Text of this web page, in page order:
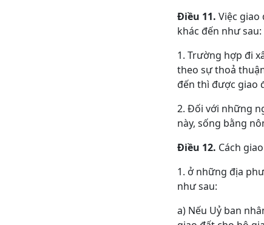
Điều 11. Việc
khác đến như sau:
1. Trường hợp đi
theo sự thoả
đến thì được giao
2. Đối với những
này, sống bằng
Điều 12. Cách
1. ở những địa
như sau:
a) Nếu Uỷ ban